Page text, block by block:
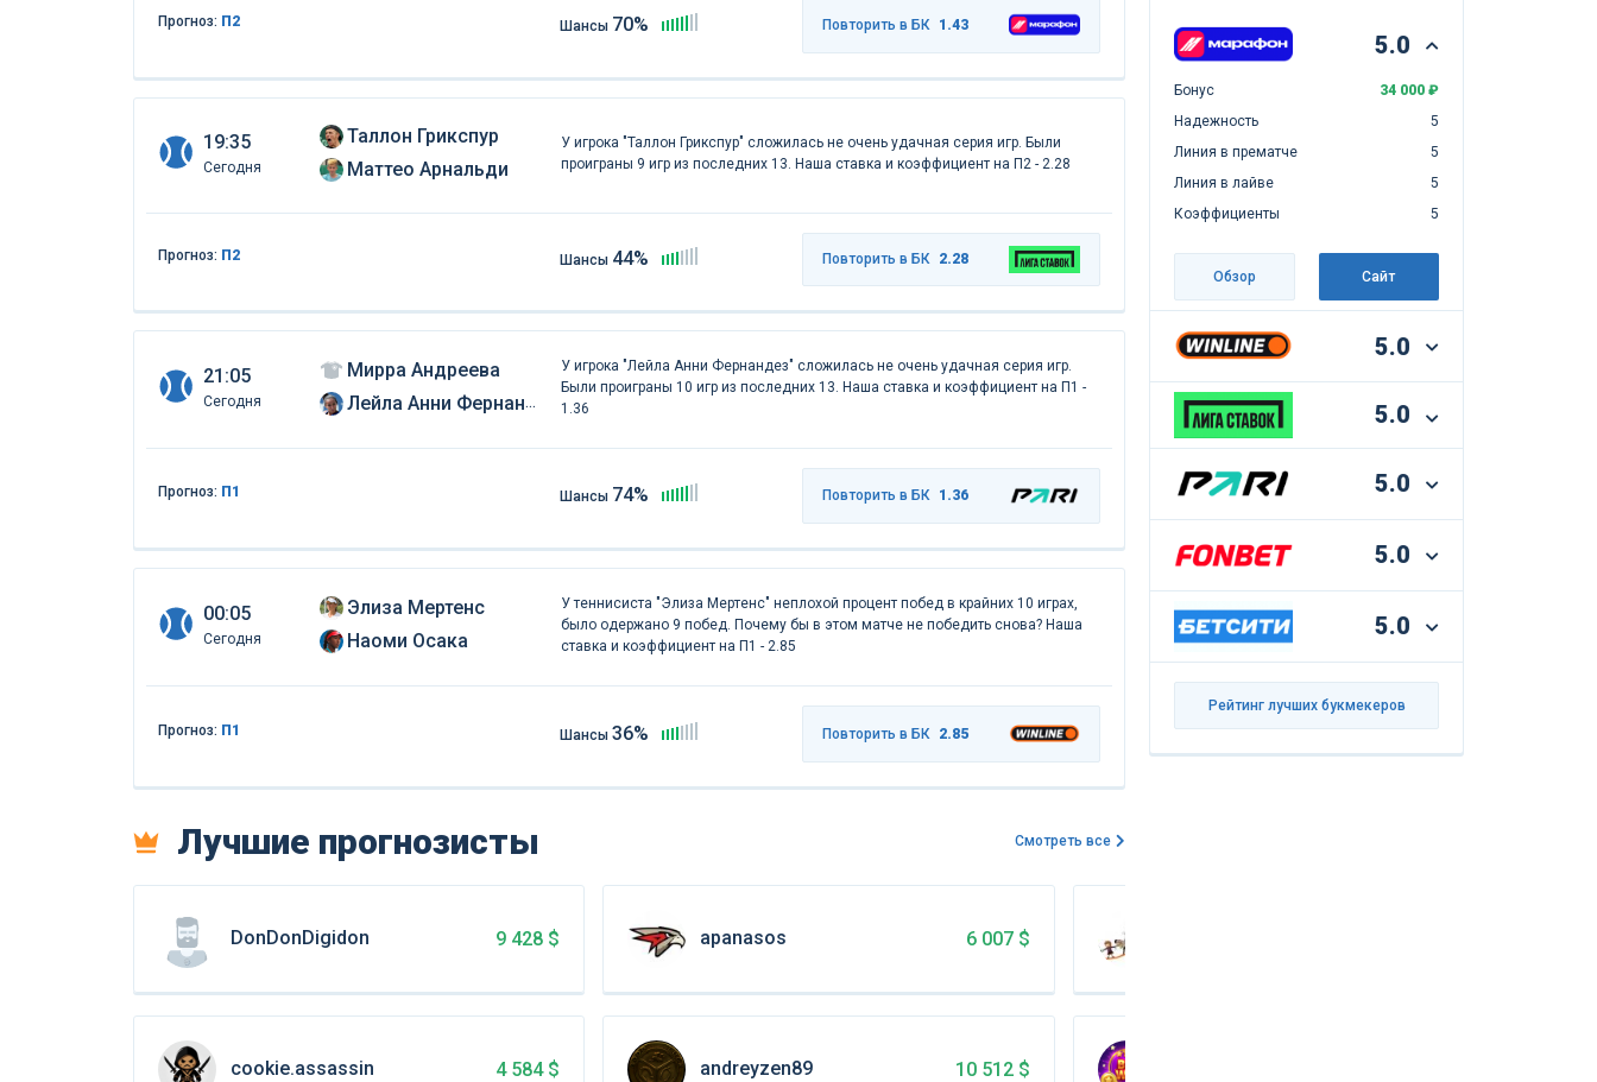
Прогноз: П2 Шансы 70% Повторить в БК 1.43
19:35
Сегодня
Таллон Грикспур
Маттео Арнальди
У игрока "Таллон Грикспур" сложилась не очень удачная серия игр. Были
проиграны 9 игр из последних 13. Наша ставка и коэффициент на П2 - 2.28
Прогноз: П2 Шансы 44% Повторить в БК 2.28
21:05
Сегодня
Мирра Андреева
Лейла Анни Фернандез
У игрока "Лейла Анни Фернандез" сложилась не очень удачная серия игр.
Были проиграны 10 игр из последних 13. Наша ставка и коэффициент на П1 -
1.36
Прогноз: П1 Шансы 74% Повторить в БК 1.36
00:05
Сегодня
Элиза Мертенс
Наоми Осака
У теннисиста "Элиза Мертенс" неплохой процент побед в крайних 10 играх,
было одержано 9 побед. Почему бы в этом матче не победить снова? Наша
ставка и коэффициент на П1 - 2.85
Прогноз: П1 Шансы36% Повторить в БК 2.85
Лучшие прогнозисты Смотреть все
DonDonDigidon 9 428 $
cookie.assassin 4 584 $
apanasos 6 007 $
andreyzen89 10 512 $
5.0
Бонус
34 000 ₽
Надежность
5
Линия в прематче
5
Линия в лайве
5
Коэффициенты
5
Обзор Сайт
5.0
5.0
5.0
5.0
5.0
Рейтинг лучших букмекеров